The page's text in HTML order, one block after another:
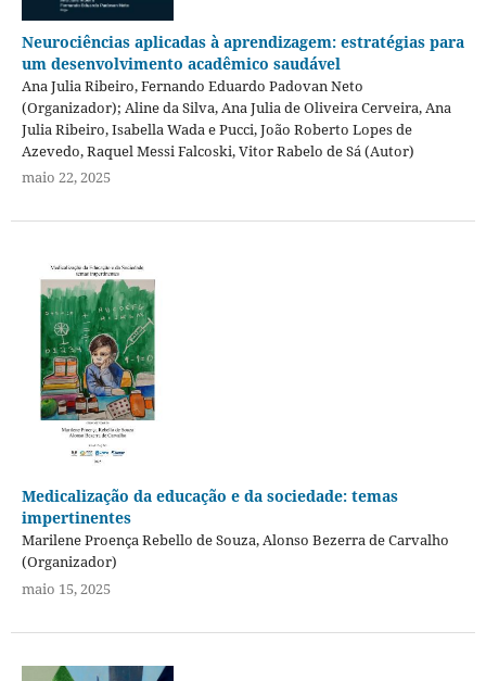
Neurociências aplicadas à aprendizagem: estratégias para
um desenvolvimento acadêmico saudável
Ana Julia Ribeiro, Fernando Eduardo Padovan Neto
(Organizador); Aline da Silva, Ana Julia de Oliveira Cerveira, Ana
Julia Ribeiro, Isabella Wada e Pucci, João Roberto Lopes de
Azevedo, Raquel Messi Falcoski, Vitor Rabelo de Sá (Autor)
maio 22, 2025
Medicalização da educação e da sociedade: temas
impertinentes
Marilene Proença Rebello de Souza, Alonso Bezerra de Carvalho
(Organizador)
maio 15, 2025